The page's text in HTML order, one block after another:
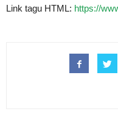
Link tagu HTML: https://